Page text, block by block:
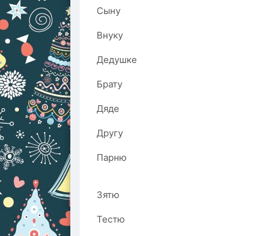
Сыну
Внуку
Дедушке
Брату
Дяде
Другу
Парню
Зятю
Тестю